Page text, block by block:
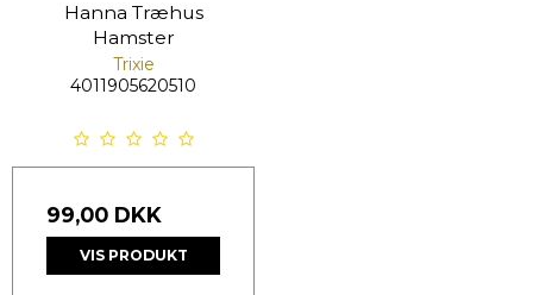
Hanna Træhus
Hamster
Trixie
4011905620510
99,00 DKK
VIS PRODUKT